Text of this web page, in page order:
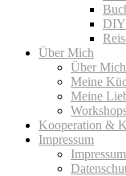
DIY
Über Mich
Über Mich
Meine
Meine
Kooperation &
Impressum
Impressum